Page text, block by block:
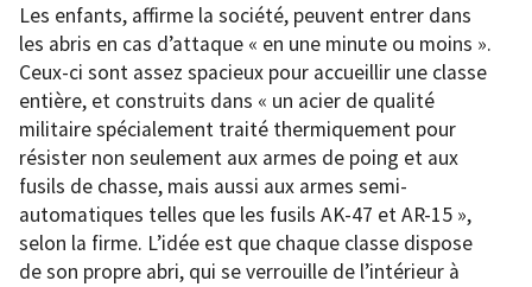
Les enfants, affirme la société, peuvent entrer dans
les abris en cas d’attaque « en une minute ou moins ».
Ceux-ci sont assez spacieux pour accueillir une classe
entière, et construits dans « un acier de qualité
militaire spécialement traité thermiquement pour
résister non seulement aux armes de poing et aux
fusils de chasse, mais aussi aux armes semi-
automatiques telles que les fusils AK-47 et AR-15 »,
selon la firme. L’idée est que chaque classe dispose
de son propre abri, qui se verrouille de l’intérieur à